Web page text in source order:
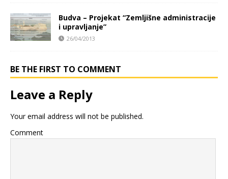
Budva – Projekat “Zemljišne administracije
i upravljanje”
26/04/2013
BE THE FIRST TO COMMENT
Leave a Reply
Your email address will not be published.
Comment